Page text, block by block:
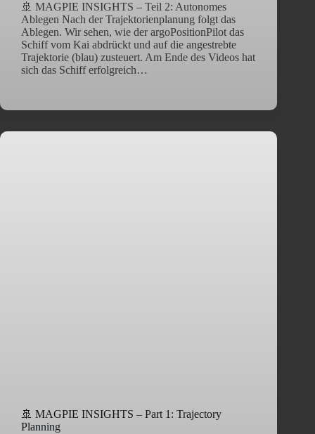
🚢 MAGPIE INSIGHTS – Teil 2: Autonomes
Ablegen Nach der Trajektorienplanung folgt das
Ablegen. Wir sehen, wie der argoPositionPilot das
Schiff vom Kai abdrückt und auf die angestrebte
Trajektorie (blau) zusteuert. Am Ende des Videos hat
sich das Schiff erfolgreich…
🚢 MAGPIE INSIGHTS – Part 1: Trajectory
Planning